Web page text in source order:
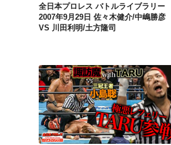
全日本プロレス バトルライブラリー
2007年9月29日 佐々木健介/中嶋勝彦
VS 川田利明/土方隆司
全日本プロレス バトルライブラリー 2006年3月5日 小島聡 VS 諏訪魔 with TARU